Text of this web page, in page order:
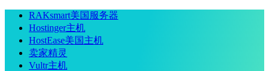
RAKsmart美国服务器
Hostinger主机
HostEase美国主机
卖家精灵
Vultr主机